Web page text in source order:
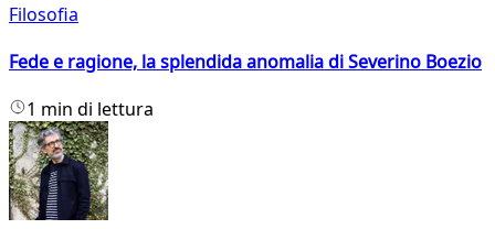
Filosofia
Fede e ragione, la splendida anomalia di Severino Boezio
1 min di lettura